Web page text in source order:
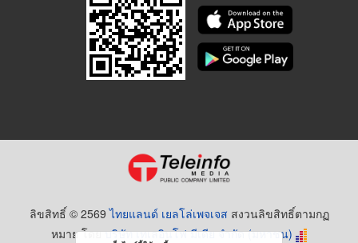
ลิขสิทธิ์ © 2569ไทยแลนด์ เยลโล่เพจเจส สงวนลิขสิทธิ์ตามกฏ
หมาย โดยบริษัท เทเลอินโฟ มีเดีย จำกัด (มหาชน)